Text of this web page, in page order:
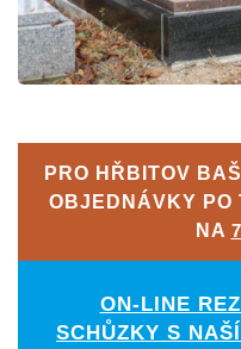
PRO HŘBITOV
OBJEDNÁVKY PO
NA
ON-LINE
SCHŮZKY S